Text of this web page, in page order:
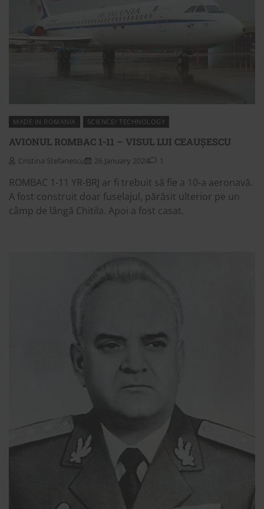
MADE IN ROMANIA SCIENCE/ TECHNOLOGY
AVIONUL ROMBAC 1-11 – VISUL LUI CEAUȘESCU
Cristina Stefanescu 26 January 2024 1
ROMBAC 1-11 YR-BRJ ar fi trebuit să fie a 10-a aeronavă.
A fost construit doar fuselajul, părăsit ulterior pe un
câmp de lângă Chitila. Apoi a fost casat.